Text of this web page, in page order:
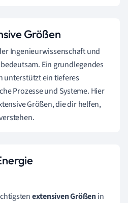
Größen
Ingenieurwissenschaft und
Ein grundlegendes
unterstützt ein tieferes
Prozesse und Systeme. Hier
Größen, die dir helfen,
extensiven Größenin